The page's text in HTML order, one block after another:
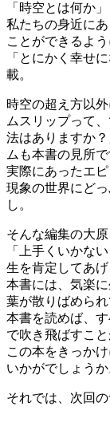
「時空とは何か
私たちの身近に
ことができるよう
「とにかく幸せ
載。
時空の超え方以
ムスリップって
法はありますか
ムも本書の見所で
実際にあったエ
現象の世界にど
し。
そんな編集の大原
「上手くいかな
生を肯定してあ
本書には、気楽
葉が散りばめられ
本書を読めば、
で吹き飛ばすこと
この本をきっか
いかがでしょうか
それでは、次回